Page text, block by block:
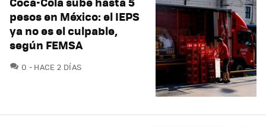
pesos en México: el IEPS
ya no es el culpable,
según FEMSA
0 COMENTARIOS
HACE 2 DÍAS